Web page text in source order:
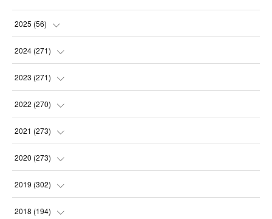
2025 (56)
(14
(21
(21
2024 (271)
(21
(22
(23
(22
2023 (271)
(22
(23
(23
(21
2022 (270)
(23
(23
(22
(23
2021 (273)
(24
(23
(22
2020 (273)
(24
(22
2019 (302)
(23
2018 (194)